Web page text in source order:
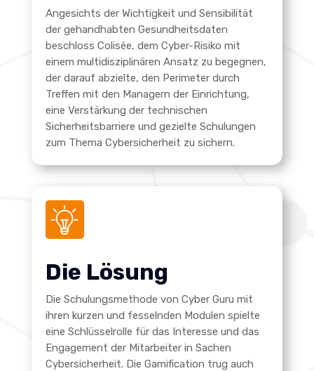
Angesichts der Wichtigkeit und Sensibilität
der gehandhabten Gesundheitsdaten
beschloss Colisée, dem Cyber-Risiko mit
einem multidisziplinären Ansatz zu begegnen,
der darauf abzielte, den Perimeter durch
Treffen mit den Managern der Einrichtung,
eine Verstärkung der technischen
Sicherheitsbarriere und gezielte Schulungen
zum Thema Cybersicherheit zu sichern.
Die Lösung
Die Schulungsmethode von Cyber Guru mit
ihren kurzen und fesselnden Modulen spielte
eine Schlüsselrolle für das Interesse und das
Engagement der Mitarbeiter in Sachen
Cybersicherheit. Die Gamification trug auch